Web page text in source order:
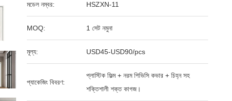
মডেল নম্বর: HSZXN-11
MOQ: 1 সেট নমুনা
মূল্য: USD45-USD90/pcs
প্যাকেজিং বিবরণ:
প্লাস্টিক ফিল্ম + নরম পিভিসি কভার + চিহ্ন সহ
শক্তিশালী শক্ত কাগজ।